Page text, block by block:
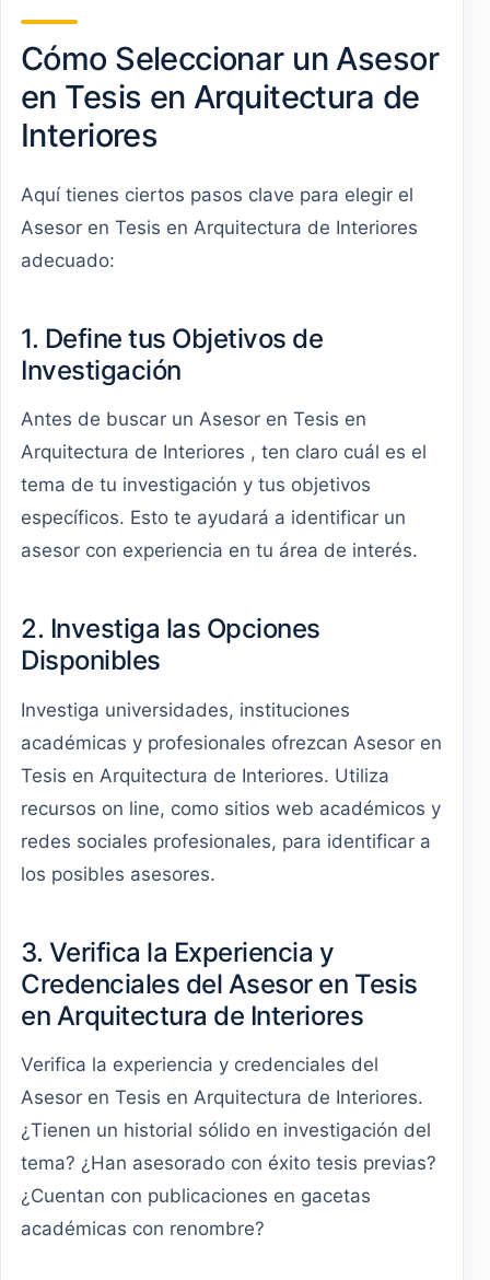
Cómo Seleccionar un Asesor
en Tesis en Arquitectura de
Interiores
Aquí tienes ciertos pasos clave para elegir el
Asesor en Tesis en Arquitectura de Interiores
adecuado:
1. Define tus Objetivos de
Investigación
Antes de buscar un Asesor en Tesis en
Arquitectura de Interiores , ten claro cuál es el
tema de tu investigación y tus objetivos
específicos. Esto te ayudará a identificar un
asesor con experiencia en tu área de interés.
2. Investiga las Opciones
Disponibles
Investiga universidades, instituciones
académicas y profesionales ofrezcan Asesor en
Tesis en Arquitectura de Interiores. Utiliza
recursos on line, como sitios web académicos y
redes sociales profesionales, para identificar a
los posibles asesores.
3. Verifica la Experiencia y
Credenciales del Asesor en Tesis
en Arquitectura de Interiores
Verifica la experiencia y credenciales del
Asesor en Tesis en Arquitectura de Interiores.
¿Tienen un historial sólido en investigación del
tema? ¿Han asesorado con éxito tesis previas?
¿Cuentan con publicaciones en gacetas
académicas con renombre?